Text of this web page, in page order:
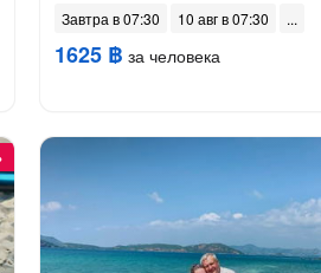
Завтра в 07:30 10 авг в 07:30
1625 ฿ за человека